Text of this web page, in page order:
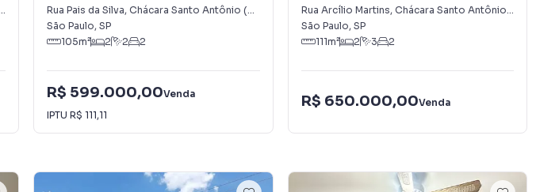
Antônio (Zona Sul)
Rua Pais da Silva, Chácara Santo Antônio (Zona Sul)
São Paulo, SP
105m² 2 2 2
R$ 599.000,00Venda
IPTU R$ 111,11
Antônio (Zona Sul)
Rua Arcílio Martins, Chácara Santo Antônio (Zona Sul)
São Paulo, SP
111m² 2 3 2
R$ 650.000,00Venda